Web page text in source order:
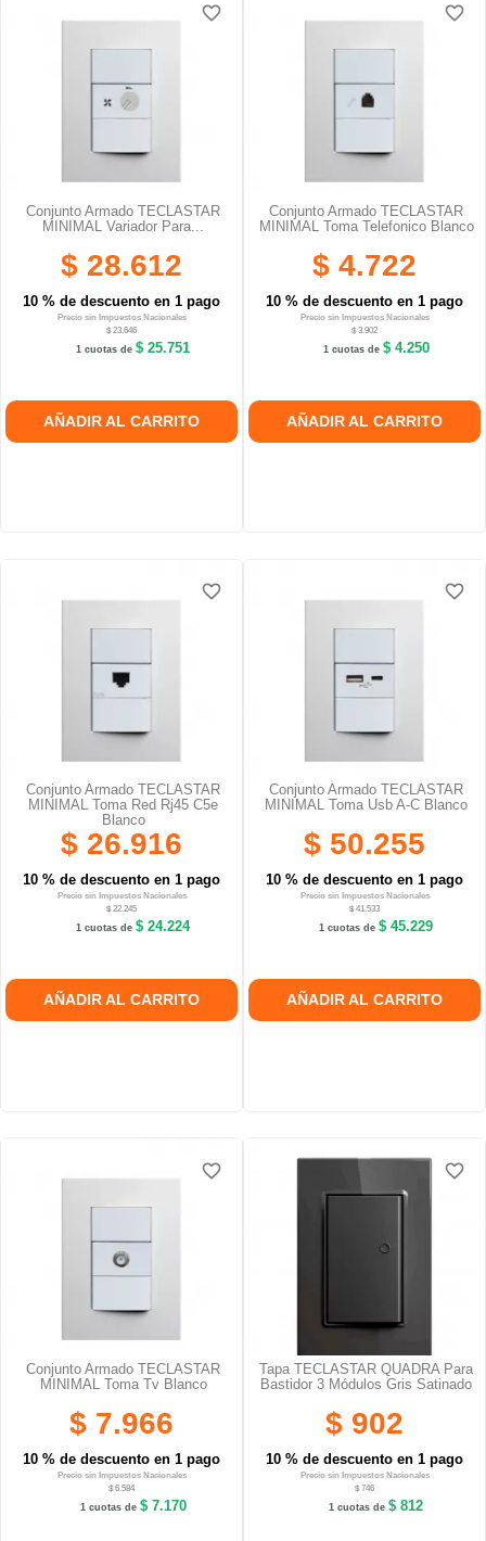
Conjunto Armado TECLASTAR
MINIMAL Variador Para...
$ 28.612
10 % de descuento en 1 pago
Precio sin Impuestos Nacionales
$ 23.646
1 cuotas de$ 25.751
AÑADIR AL CARRITO
favorite_border
favorite_border
favorite_border
Conjunto Armado TECLASTAR
MINIMAL Toma Telefonico Blanco
$ 4.722
10 % de descuento en 1 pago
Precio sin Impuestos Nacionales
$ 3.902
1 cuotas de $ 4.250
AÑADIR AL CARRITO
favorite_border
favorite_border
favorite_border
Conjunto Armado TECLASTAR
MINIMAL Toma Red Rj45 C5e
Blanco
$ 26.916
10 % de descuento en 1 pago
Precio sin Impuestos Nacionales
$ 22.245
1 cuotas de$ 24.224
AÑADIR AL CARRITO
favorite_border
favorite_border
favorite_border
Conjunto Armado TECLASTAR
MINIMAL Toma Usb A-C Blanco
$ 50.255
10 % de descuento en 1 pago
Precio sin Impuestos Nacionales
$ 41.533
1 cuotas de$ 45.229
AÑADIR AL CARRITO
favorite_border
favorite_border
favorite_border
Conjunto Armado TECLASTAR
MINIMAL Toma Tv Blanco
$ 7.966
10 % de descuento en 1 pago
Precio sin Impuestos Nacionales
$ 6.584
1 cuotas de $ 7.170
favorite_border
favorite_border
favorite_border
Tapa TECLASTAR QUADRA Para
Bastidor 3 Módulos Gris Satinado
$ 902
10 % de descuento en 1 pago
Precio sin Impuestos Nacionales
$ 746
1 cuotas de$ 812
favorite_border
favorite_border
favorite_border